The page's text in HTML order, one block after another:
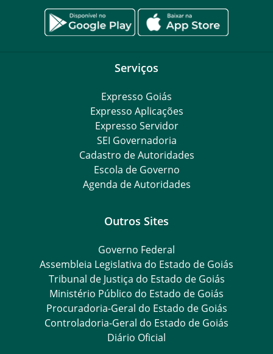
Serviços
Expresso Goiás
Expresso Aplicações
Expresso Servidor
SEI Governadoria
Cadastro de Autoridades
Escola de Governo
Agenda de Autoridades
Outros Sites
Governo Federal
Assembleia Legislativa do Estado de Goiás
Tribunal de Justiça do Estado de Goiás
Ministério Público do Estado de Goiás
Procuradoria-Geral do Estado de Goiás
Controladoria-Geral do Estado de Goiás
Diário Oficial